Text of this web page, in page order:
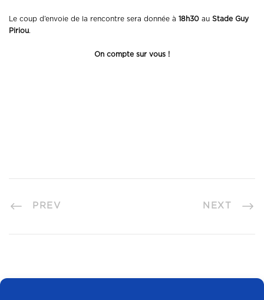
Le coup d’envoie de la rencontre sera donnée à 18h30 au Stade Guy
Piriou.
On compte sur vous !
PREV NEXT